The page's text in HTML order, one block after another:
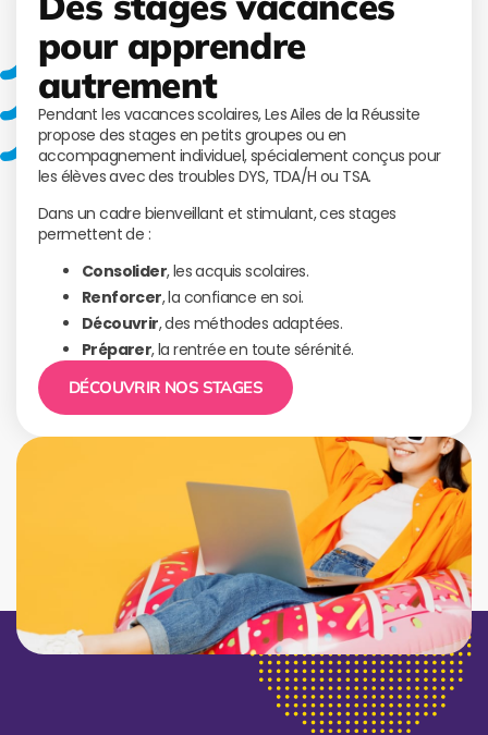
pour apprendre
autrement
Pendant les vacances scolaires, Les Ailes de la Réussite
propose des stages en petits groupes ou en
accompagnement individuel, spécialement conçus pour
les élèves avec des troubles DYS, TDA/H ou TSA.
Dans un cadre bienveillant et stimulant, ces stages
permettent de :
Consolider, les acquis scolaires.
Renforcer, la confiance en soi.
Découvrir, des méthodes adaptées.
Préparer, la rentrée en toute sérénité.
DÉCOUVRIR NOS STAGES